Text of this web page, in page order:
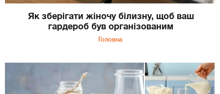
Як зберігати жіночу білизну, щоб ваш
гардероб був організованим
Головна